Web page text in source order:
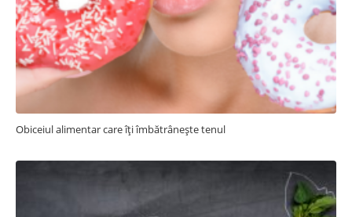
Obiceiul alimentar care îți îmbătrânește tenul